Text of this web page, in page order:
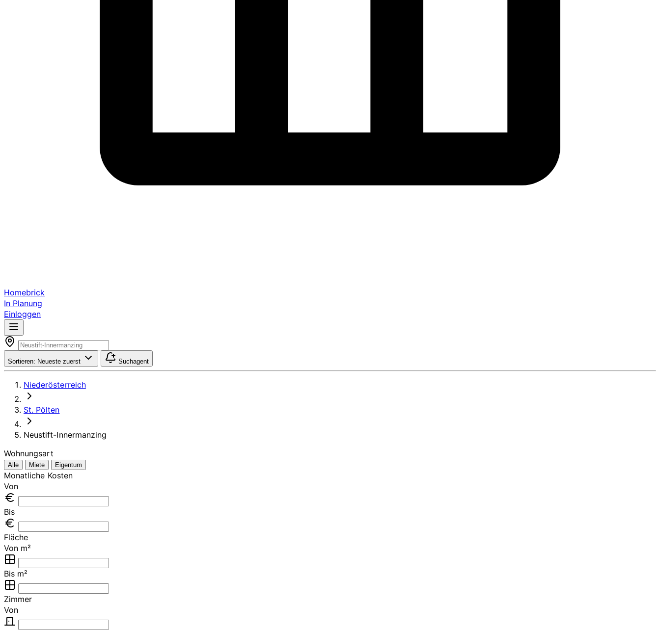
Homebrick
In Planung
Einloggen
Sortieren: Neueste zuerst Suchagent
Niederösterreich
St. Pölten
Neustift-Innermanzing
Wohnungsart
Alle Miete Eigentum
Monatliche Kosten
Von
Bis
Fläche
Von m²
Bis m²
Zimmer
Von